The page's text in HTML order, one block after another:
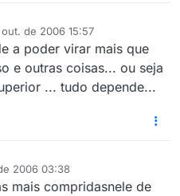
de 2006 15:57
a poder virar mais que
e outras coisas... ou seja
... tudo depende...
2006 03:38
mais compridasnele de